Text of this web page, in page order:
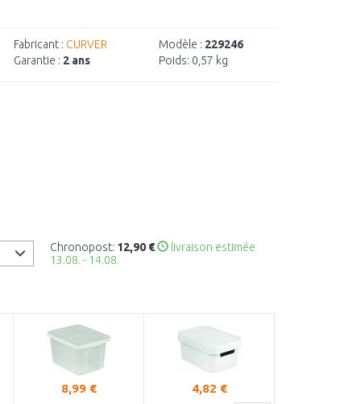
Fabricant : CURVER
Garantie : 2 ans
Modèle : 229246
Poids: 0,57 kg
Chronopost: 12,90 €
livraison estimée
13.08. - 14.08.
8,99 € 4,82 €